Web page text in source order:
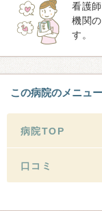
看護
機関
す。
この病院のメニュー
病院TOP
口コミ